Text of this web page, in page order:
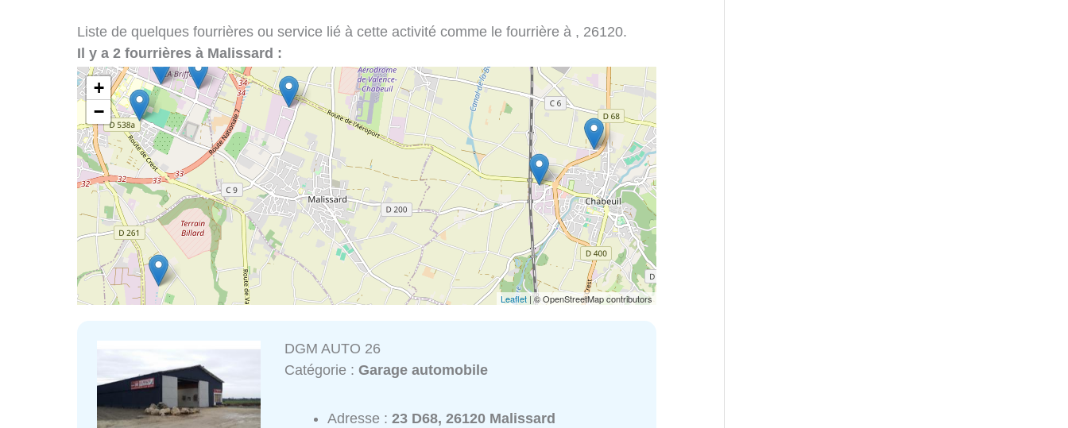
Liste de quelques fourrières ou service lié à cette activité comme le fourrière à , 26120.
Il y a 2 fourrières à Malissard :
+
−
Leaflet | © OpenStreetMap contributors
DGM AUTO 26
Catégorie :Garage automobile
Adresse :23 D68, 26120 Malissard